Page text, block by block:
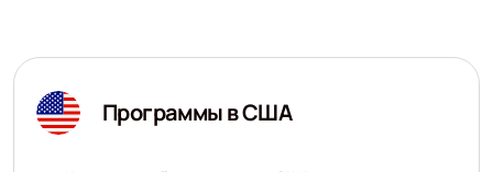
Программы в США